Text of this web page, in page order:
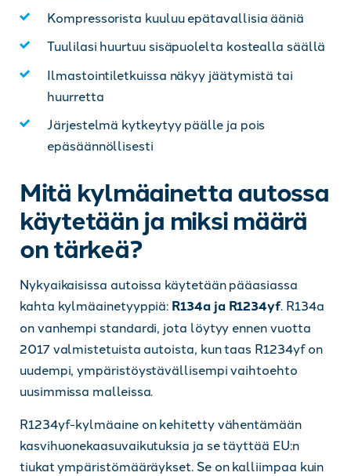
Kompressorista kuuluu epätavallisia ääniä
Tuulilasi huurtuu sisäpuolelta kostealla säällä
Ilmastointiletkuissa näkyy jäätymistä tai
huurretta
Järjestelmä kytkeytyy päälle ja pois
epäsäännöllisesti
Mitä kylmäainetta autossa
käytetään ja miksi määrä
on tärkeä?
Nykyaikaisissa autoissa käytetään pääasiassa
kahta kylmäainetyyppiä: R134a ja R1234yf. R134a
on vanhempi standardi, jota löytyy ennen vuotta
2017 valmistetuista autoista, kun taas R1234yf on
uudempi, ympäristöystävällisempi vaihtoehto
uusimmissa malleissa.
R1234yf-kylmäaine on kehitetty vähentämään
kasvihuonekaasuvaikutuksia ja se täyttää EU:n
tiukat ympäristömääräykset. Se on kalliimpaa kuin